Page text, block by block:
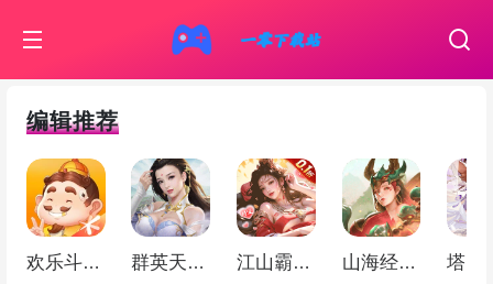
编辑推荐
欢乐斗地主 群英天下（0.05折千元代金） 江山霸主（天天送648） 山海经幻想录（ 1折免费版）